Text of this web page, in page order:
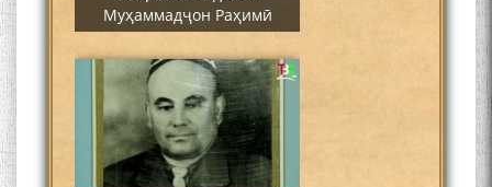
Муҳаммадҷон Раҳимӣ